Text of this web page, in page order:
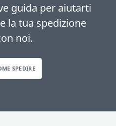
guida per aiutarti
la tua spedizione
noi.
SPEDIRE